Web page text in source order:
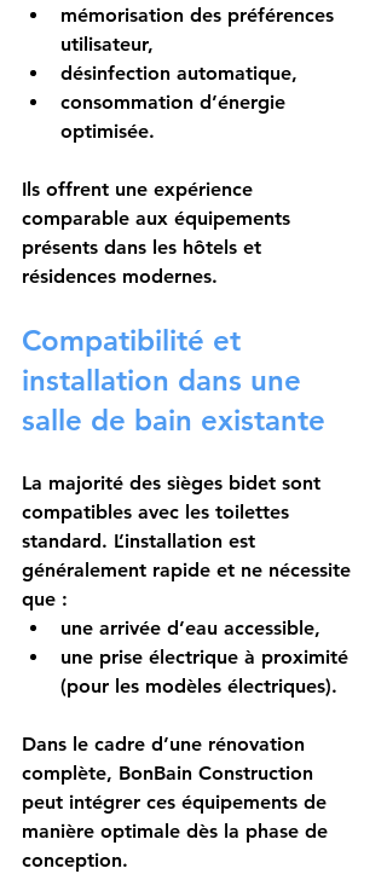
mémorisation des préférences
utilisateur,
désinfection automatique,
consommation d’énergie
optimisée.
Ils offrent une expérience
comparable aux équipements
présents dans les hôtels et
résidences modernes.
Compatibilité et
installation dans une
salle de bain existante
La majorité des sièges bidet sont
compatibles avec les toilettes
standard. L’installation est
généralement rapide et ne nécessite
que :
une arrivée d’eau accessible,
une prise électrique à proximité
(pour les modèles électriques).
Dans le cadre d’une rénovation
complète, BonBain Construction
peut intégrer ces équipements de
manière optimale dès la phase de
conception.